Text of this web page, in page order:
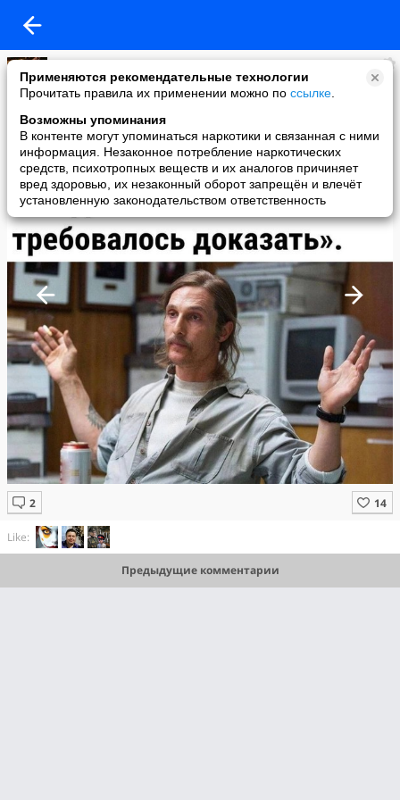
Применяются рекомендательные технологии
Прочитать правила их применении можно по ссылке
Возможны упоминания
В контенте могут упоминаться наркотики и связанная с ними
информация. Незаконное потребление наркотических
средств, психотропных веществ и их аналогов причиняет
вред здоровью, их незаконный оборот запрещён и влечёт
установленную законодательством ответственность
Маа
added a photo
07 Aug в 19:24
Like:
Предыдущие комментарии